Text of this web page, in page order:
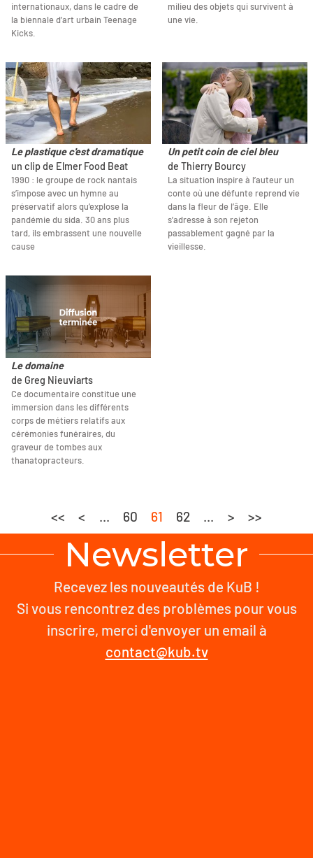
internationaux, dans le cadre de
la biennale d’art urbain Teenage
Kicks.
milieu des objets qui survivent à
une vie.
Le plastique c'est dramatique
un clip de Elmer Food Beat
1990 : le groupe de rock nantais
s’impose avec un hymne au
préservatif alors qu’explose la
pandémie du sida. 30 ans plus
tard, ils embrassent une nouvelle
cause
Un petit coin de ciel bleu
de Thierry Bourcy
La situation inspire à l’auteur un
conte où une défunte reprend vie
dans la fleur de l’âge. Elle
s’adresse à son rejeton
passablement gagné par la
vieillesse.
Le domaine
de Greg Nieuviarts
Ce documentaire constitue une
immersion dans les différents
corps de métiers relatifs aux
cérémonies funéraires, du
graveur de tombes aux
thanatopracteurs.
<< < ... 60 61 62 ... > >>
Newsletter
Recevez les nouveautés de KuB !
Si vous rencontrez des problèmes pour vous
inscrire, merci d'envoyer un email à
contact@kub.tv